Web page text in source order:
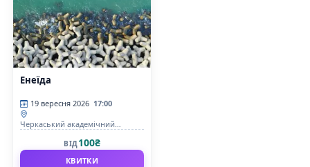
Енеїда
19 вересня 2026 17:00
Черкаський академічний
драматичний театр імені Т. Г.
Шевченка
ВІД100₴
КВИТКИ